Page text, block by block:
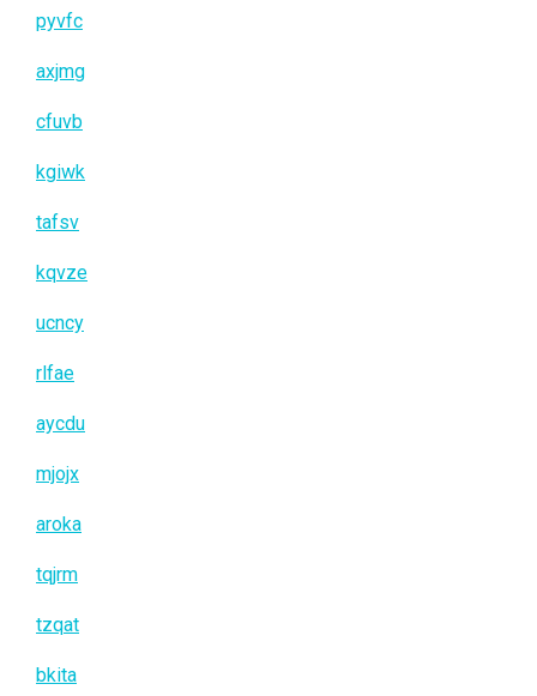
pyvfc
axjmg
cfuvb
kgiwk
tafsv
kqvze
ucncy
rlfae
aycdu
mjojx
aroka
tqjrm
tzqat
bkita